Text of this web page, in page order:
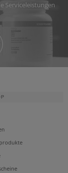
Serviceleistungen